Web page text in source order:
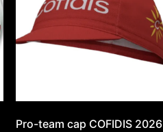
Pro-team cap COFIDIS 2026